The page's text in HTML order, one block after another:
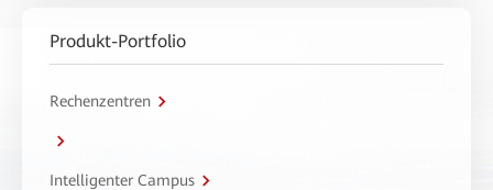
Produkt-Portfolio
Rechenzentren
Intelligenter Campus